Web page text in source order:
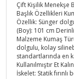
Çift Kişilik Menekşe
Başlık Özellikleri
Özellik: Sünger
(Boy): 101 cm
Malzeme Kumaş
dolgulu, kolay
standartlarında en
Kullanılmıştır Et
İskelet: Statik fırınlı